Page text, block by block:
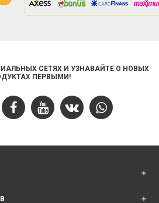
СЕТЯХ И УЗНАВАЙТЕ О НОВЫХ
ПЕРВЫМИ!